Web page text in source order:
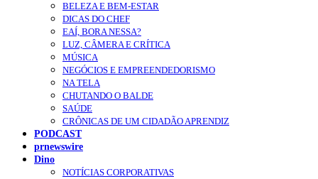
BELEZA E BEM-ESTAR
DICAS DO CHEF
EAÍ, BORA NESSA?
LUZ, CÂMERA E CRÍTICA
MÚSICA
NEGÓCIOS E EMPREENDEDORISMO
NA TELA
CHUTANDO O BALDE
SAÚDE
CRÔNICAS DE UM CIDADÃO APRENDIZ
PODCAST
prnewswire
Dino
NOTÍCIAS CORPORATIVAS